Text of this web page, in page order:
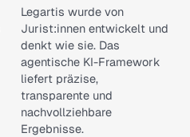
Legartis wurde von
Jurist:innen entwickelt und
denkt wie sie. Das
agentische KI-Framework
liefert präzise,
transparente und
nachvollziehbare
Ergebnisse.